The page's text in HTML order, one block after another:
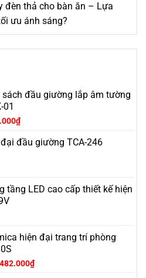
đèn thả cho bàn ăn – Lựa
ưu ánh sáng?
sách đầu giường lắp âm tường
01
₫
đầu giường TCA-246
tầng LED cao cấp thiết kế hiện
hiện đại trang trí phòng
₫Giá